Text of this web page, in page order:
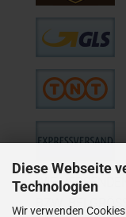
Diese Webseite
Technologien
Wir verwenden
WIE
BZW. BEI